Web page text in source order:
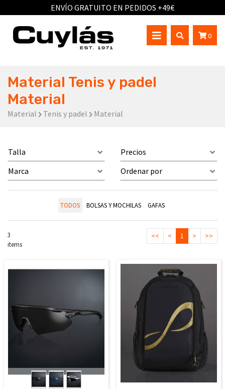
ENVÍO GRATUITO EN PEDIDOS +49€
0
Material Tenis y padel
Material
Material Tenis y padel Material
Talla
Precios
Marca
Ordenar por
TODOS BOLSAS Y MOCHILAS GAFAS
3
items
<< < 1 > >>